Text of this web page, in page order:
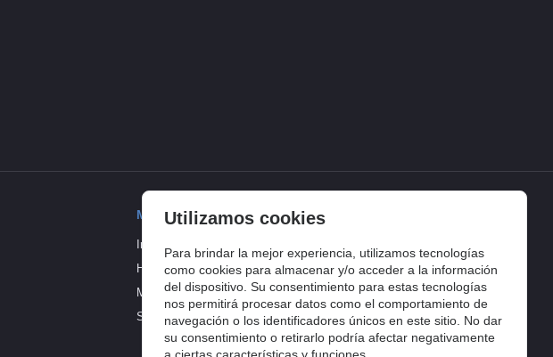
MI CUENTA
Iniciar sesión
Historial de pedidos
Mi lista de compra
Seguimiento del pedido
Utilizamos cookies
Para brindar la mejor experiencia, utilizamos tecnologías
como cookies para almacenar y/o acceder a la información
del dispositivo. Su consentimiento para estas tecnologías
nos permitirá procesar datos como el comportamiento de
navegación o los identificadores únicos en este sitio. No dar
su consentimiento o retirarlo podría afectar negativamente